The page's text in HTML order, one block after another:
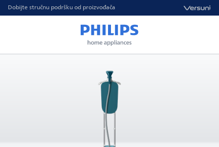
Dobijte stručnu podršku od proizvođača